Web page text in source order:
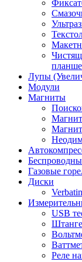
Лупы
Модули
Магниты
Газовые
Диски
USB
Реле